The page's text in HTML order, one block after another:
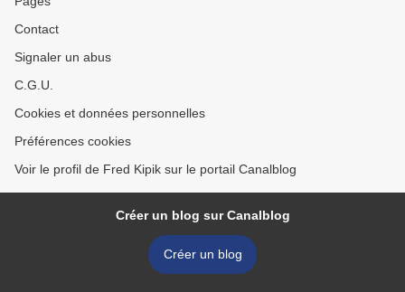
Contact
Signaler un abus
C.G.U.
Cookies et données personnelles
Préférences cookies
Voir le profil de Fred Kipik sur le portail Canalblog
Créer un blog sur Canalblog
Créer un blog